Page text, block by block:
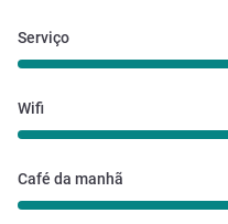
Serviço
Wifi
Café da manhã